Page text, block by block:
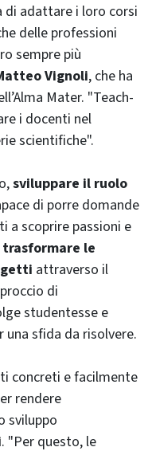
di adattare i loro corsi
delle professioni
sempre più
Vignoli, che ha
Mater. "Teach-
i docenti nel
scientifiche".
sviluppare il ruolo
di porre domande
a scoprire passioni e
trasformare le
attraverso il
di
studentesse e
sfida da risolvere.
concreti e facilmente
rendere
sviluppo
. "Per questo, le